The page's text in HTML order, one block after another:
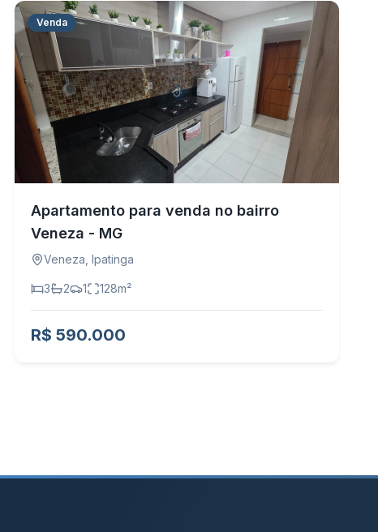
Venda
Apartamento para venda no bairro
Veneza - MG
Veneza Ipatinga
3 2 1 128m²
R$ 590.000